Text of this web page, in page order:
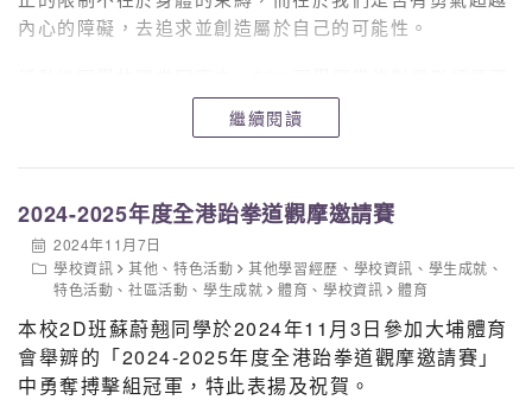
5A：蘇曉澄，孫盟惠，翁嘉玲，莊惠淼，馬思衡，許祐誠
不止要求準確率，也要斗速度，實在不簡單！得獎組別和
廖偉雄
亞軍1B-2 鄺樂琳 林舜希 劉梓芊 徐梓弦 余鍩軒 許洪榕
季軍1B-3 謝雅淇 溫悅琪 陳浩文 蔡天蔭 許日朗 盧鈞霆
中二
冠軍2D-1 孫佑銘 張相蓉 黃首善 李思博 吳肇淙 徐子朗
亞軍2D-3 洪妮雅 黎焯宜 譚慧喬 黃晞允 袁弘 莫俊希 蘇
內心的障礙，去追求並創造屬於自己的可能性。
面；而90%以上同學表示更關注社會上殘疾人士的需要。
繼續閱讀
2024-2025年度全港跆拳道觀摩邀請賽
2024年11月7日
學校資訊
其他 、特色活動 其他學習經歷 、 學校資訊 、 學生成就 、
特色活動 、社區活動 、學生成就 體育 、學校資訊 體育
本校2D班蘇蔚翹同學於2024年11月3日參加大埔體育
會舉辧的「2024-2025年度全港跆拳道觀摩邀請賽」
中勇奪搏擊組冠軍，特此表揚及祝賀。